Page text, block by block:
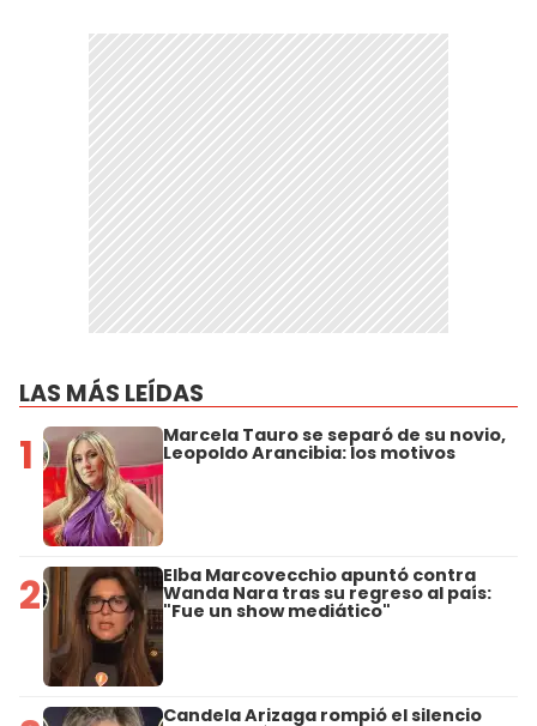
LAS MÁS LEÍDAS
1 Marcela Tauro se separó de su novio,
Leopoldo Arancibia: los motivos
2 Elba Marcovecchio apuntó contra
Wanda Nara tras su regreso al país:
"Fue un show mediático"
Candela Arizaga rompió el silencio